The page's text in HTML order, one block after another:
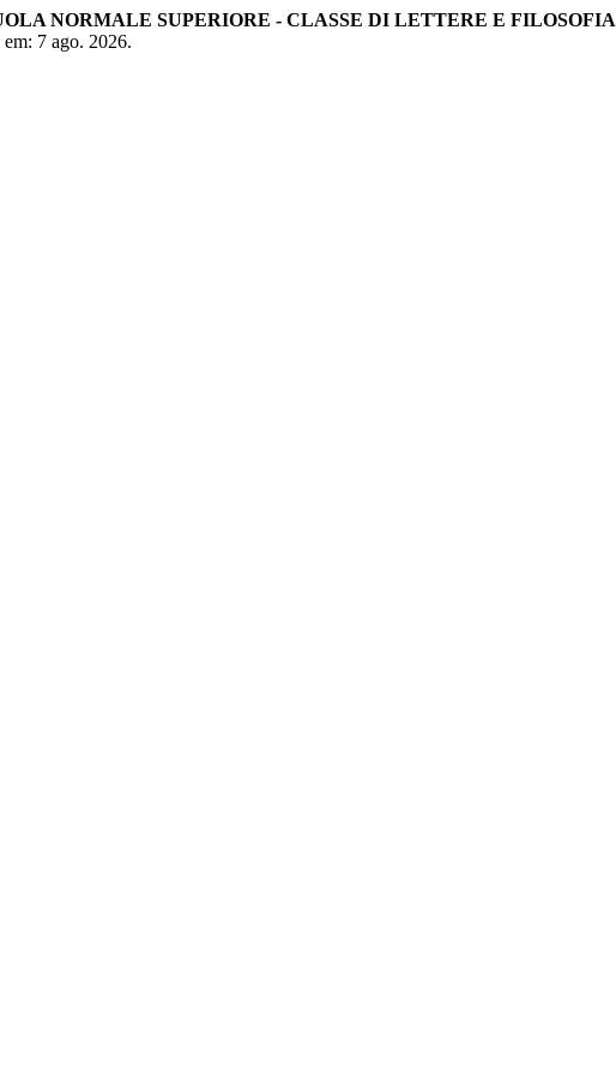
NORMALE SUPERIORE - CLASSE DI LETTERE E FILOSOFIA
7 ago. 2026.